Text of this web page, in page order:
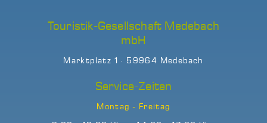
Touristik-Gesellschaft Medebach
mbH
Marktplatz 1 · 59964 Medebach
Service-Zeiten
Montag - Freitag